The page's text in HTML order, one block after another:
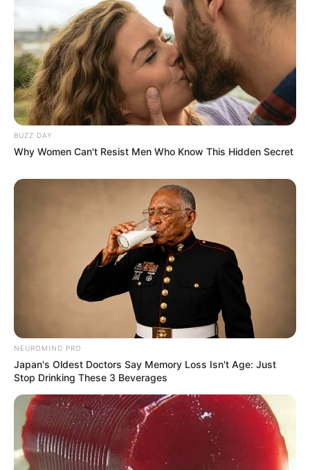
Participe do nosso grupo do
WhatsApp!
Fique informado em tempo real sobre as principais
notícias de Paraguaçu Paulista e região
BUZZ DAY
Why Women Can't Resist Men Who Know This Hidden Secret
NEUROMIND PRO
Japan's Oldest Doctors Say Memory Loss Isn't Age: Just
Stop Drinking These 3 Beverages